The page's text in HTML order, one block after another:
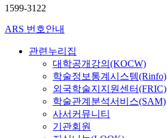
1599-3122
ARS 번호안내
관련누리집
대학공개강의(KOCW)
학술정보통계시스템(Rinfo)
외국학술지지원센터(FRIC)
학술관계분석서비스(SAM)
사서커뮤니티
기관회원